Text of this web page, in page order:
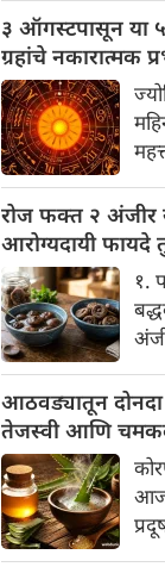
आहे
३ ऑगस्टपासून या
ग्रहांचे
दिवसांची सुरुवात
या
रोज फक्त २ अंजीर
आरोग्यदायी
१.
करते. पचनसंस्था
आठवड्यातून
तेजस्वी आणि
जाणून घ्या